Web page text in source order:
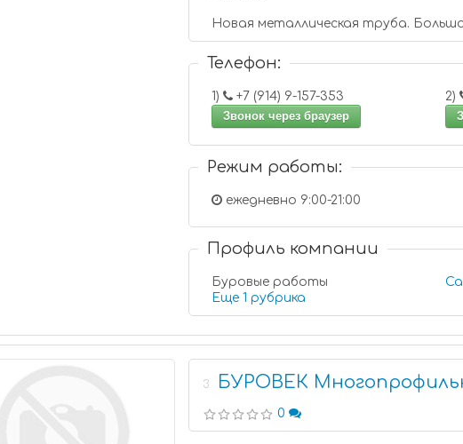
Новая металлическая труба.
Телефон:
1)
+7 (914) 9-157-353
Звонок через браузер
2)
Режим работы:
ежедневно 9:00-21:00
Профиль компании
Буровые работы
Еще 1 рубрика
3 БУРОВЕК
0